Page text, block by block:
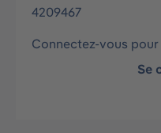
4209467
Connectez-vous
Se